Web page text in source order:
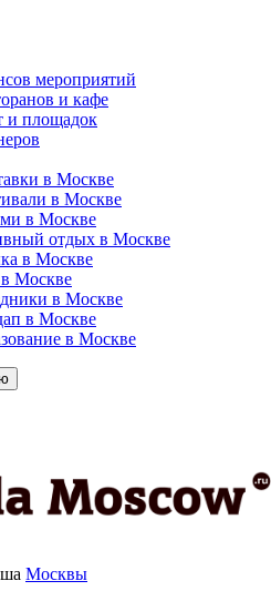
мероприятий
и кафе
и площадок
в Москве
в Москве
в Москве
отдых в Москве
в Москве
Москве
в Москве
в Москве
в Москве
Москвы